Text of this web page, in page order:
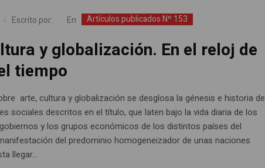
Escrito por: En Artículos publicados Nº 153
y globalización. En el reloj de
tiempo
arte, cultura y globalización se desglosa la génesis e historia de
sociales descritos en el título, que laten bajo la vida diaria de los
y los grupos económicos de los distintos países del
del predominio homogeneizador de unas naciones
llegar...